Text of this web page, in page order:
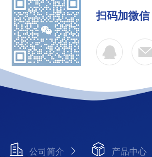
扫码加微信
公司简介 产品中心